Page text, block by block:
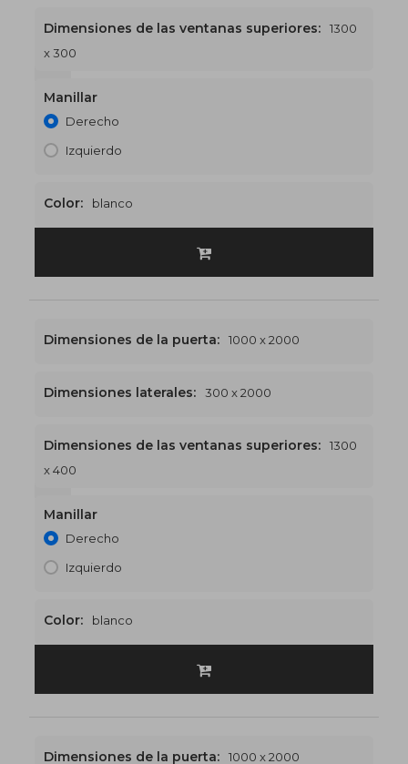
Dimensiones de las ventanas superiores:
1300
x 300
Manillar
Derecho
Izquierdo
Color: blanco
Dimensiones de la puerta: 1000 x 2000
Dimensiones laterales: 300 x 2000
Dimensiones de las ventanas superiores:
1300
x 400
Manillar
Derecho
Izquierdo
Color: blanco
Dimensiones de la puerta: 1000 x 2000